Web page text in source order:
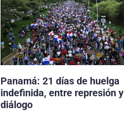
Panamá: 21 días de huelga
indefinida, entre represión y
diálogo